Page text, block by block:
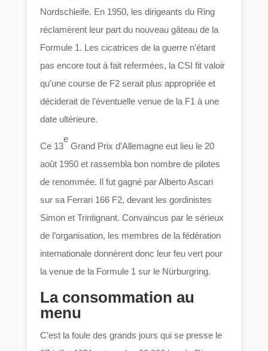
Nordschleife. En 1950, les dirigeants du Ring
réclamèrent leur part du nouveau gâteau de la
Formule 1. Les cicatrices de la guerre n’étant
pas encore tout à fait refermées, la CSI fit valoir
qu’une course de F2 serait plus appropriée et
déciderait de l’éventuelle venue de la F1 à une
date ultérieure.
Ce 13
e
Grand Prix d’Allemagne eut lieu le 20
août 1950 et rassembla bon nombre de pilotes
de renommée. Il fut gagné par Alberto Ascari
sur sa Ferrari 166 F2, devant les gordinistes
Simon et Trintignant. Convaincus par le sérieux
de l’organisation, les membres de la fédération
internationale donnèrent donc leur feu vert pour
la venue de la Formule 1 sur le Nürburgring.
La consommation au
menu
C’est la foule des grands jours qui se presse le